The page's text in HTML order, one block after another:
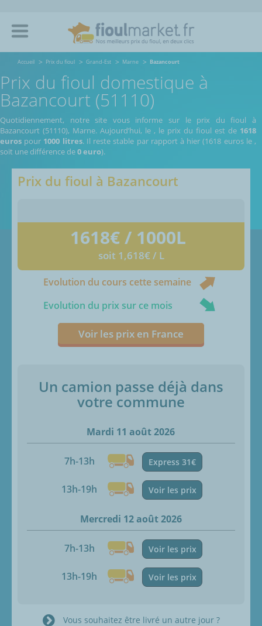
Accueil Prix du fioul Grand-Est Marne Bazancourt
Prix du fioul domestique à
Bazancourt (51110)
Quotidiennement, notre site vous informe sur le prix du fioul à
Bazancourt (51110), Marne. Aujourd’hui, le , le prix du fioul est de 1618
euros pour 1000 litres. Il reste stable par rapport à hier (1618 euros le,
soit une différence de0 euro).
Prix du fioul à Bazancourt
1618€ / 1000L
soit 1,618€ / L
Evolution du cours cette semaine
Evolution du prix sur ce mois
Voir les prix en France
Un camion passe déjà dans
votre commune
Mardi 11 août 2026
7h-13h Express 31€
13h-19h Voir les prix
Mercredi 12 août 2026
7h-13h Voir les prix
13h-19h Voir les prix
Vous souhaitez être livré un autre jour ?